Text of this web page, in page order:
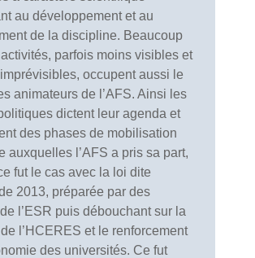
au développement et au
de la discipline. Beaucoup
activités, parfois moins visibles et
occupent aussi le
animateurs de l’AFS. Ainsi les
dictent leur agenda et
des phases de mobilisation
auxquelles l’AFS a pris sa part,
fut le cas avec la loi dite
2013, préparée par des
l’ESR puis débouchant sur la
l’HCERES et le renforcement
des universités. Ce fut